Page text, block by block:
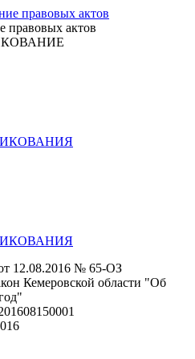
правовых актов
12.08.2016 № 65-ОЗ
Кемеровской области "Об